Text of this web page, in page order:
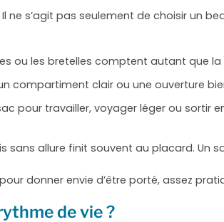
ne s’agit pas seulement de choisir un
ou les bretelles comptent autant que
compartiment clair ou une ouverture
pour travailler, voyager léger ou sortir
sans allure finit souvent au placard. Un
donner envie d’être porté, assez
de vie ?